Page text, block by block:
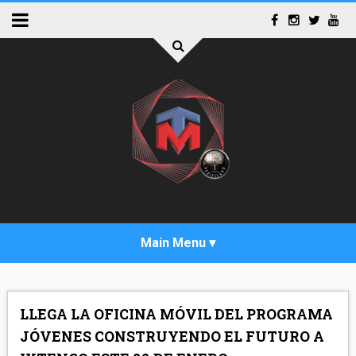
LLEGA LA OFICINA MÓVIL DEL PROGRAMA
JÓVENES CONSTRUYENDO EL FUTURO A